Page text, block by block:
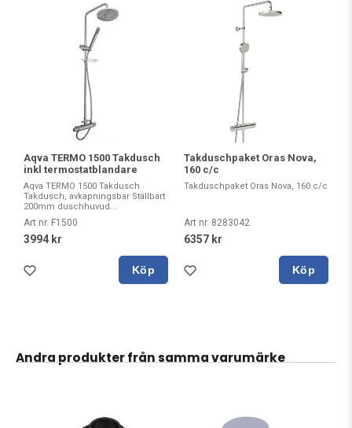
Aqva TERMO 1500 Takdusch
inkl termostatblandare
Aqva TERMO 1500 Takdusch
Takdusch, avkapningsbar Ställbart
200mm duschhuvud...
Art nr. F1500
3994 kr
Köp
Takduschpaket Oras Nova,
160 c/c
Takduschpaket Oras Nova, 160 c/c
Art nr. 8283042
6357 kr
Köp
Andra produkter från samma varumärke